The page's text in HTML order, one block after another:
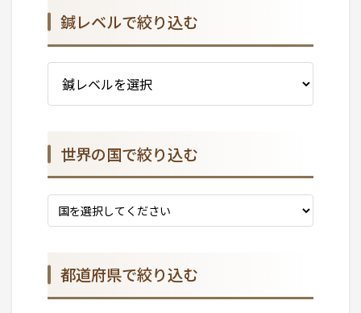
鍼レベルで絞り込む
世界の国で絞り込む
都道府県で絞り込む